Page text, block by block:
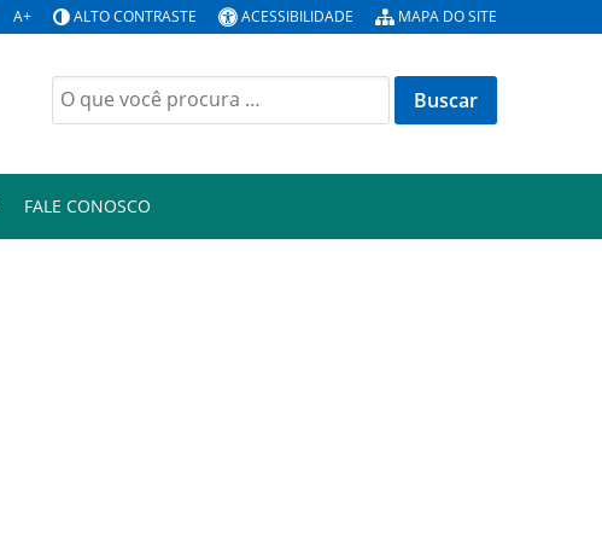
A+ ALTO CONTRASTE ACESSIBILIDADE MAPA DO SITE
Buscar
por:
FALE CONOSCO